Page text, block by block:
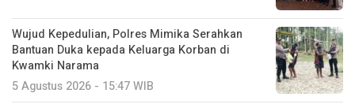
Wujud Kepedulian, Polres Mimika Serahkan
Bantuan Duka kepada Keluarga Korban di
Kwamki Narama
5 Agustus 2026 - 15:47 WIB